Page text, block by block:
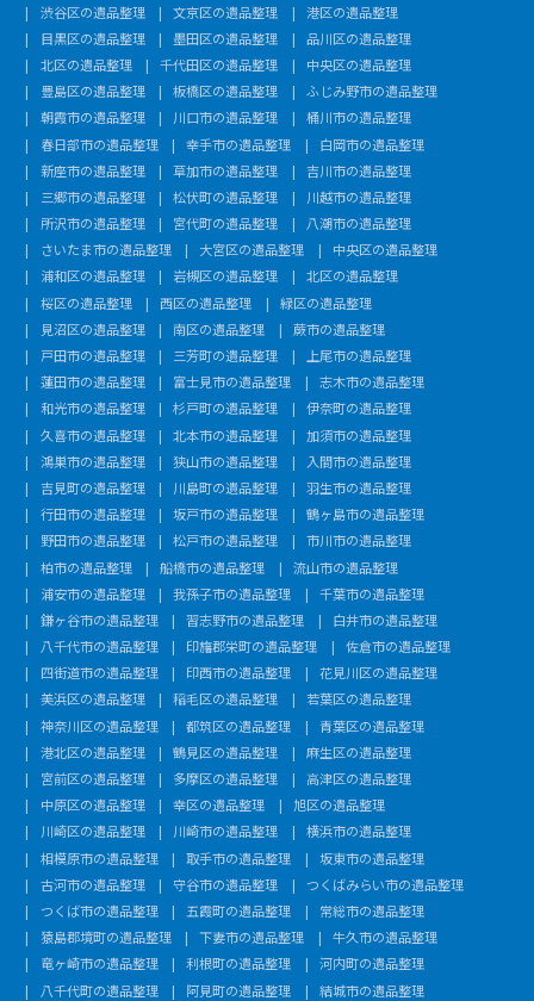
渋谷区の遺品整理
文京区の遺品整理
港区の遺品整理
目黒区の遺品整理
墨田区の遺品整理
品川区の遺品整理
北区の遺品整理
千代田区の遺品整理
中央区の遺品整理
豊島区の遺品整理
板橋区の遺品整理
ふじみ野市の遺品整理
朝霞市の遺品整理
川口市の遺品整理
桶川市の遺品整理
春日部市の遺品整理
幸手市の遺品整理
白岡市の遺品整理
新座市の遺品整理
草加市の遺品整理
吉川市の遺品整理
三郷市の遺品整理
松伏町の遺品整理
川越市の遺品整理
所沢市の遺品整理
宮代町の遺品整理
八潮市の遺品整理
さいたま市の遺品整理
大宮区の遺品整理
中央区の遺品整理
浦和区の遺品整理
岩槻区の遺品整理
北区の遺品整理
桜区の遺品整理
西区の遺品整理
緑区の遺品整理
見沼区の遺品整理
南区の遺品整理
蕨市の遺品整理
戸田市の遺品整理
三芳町の遺品整理
上尾市の遺品整理
蓮田市の遺品整理
富士見市の遺品整理
志木市の遺品整理
和光市の遺品整理
杉戸町の遺品整理
伊奈町の遺品整理
久喜市の遺品整理
北本市の遺品整理
加須市の遺品整理
鴻巣市の遺品整理
狭山市の遺品整理
入間市の遺品整理
吉見町の遺品整理
川島町の遺品整理
羽生市の遺品整理
行田市の遺品整理
坂戸市の遺品整理
鶴ヶ島市の遺品整理
野田市の遺品整理
松戸市の遺品整理
市川市の遺品整理
柏市の遺品整理
船橋市の遺品整理
流山市の遺品整理
浦安市の遺品整理
我孫子市の遺品整理
千葉市の遺品整理
鎌ヶ谷市の遺品整理
習志野市の遺品整理
白井市の遺品整理
八千代市の遺品整理
印旛郡栄町の遺品整理
佐倉市の遺品整理
四街道市の遺品整理
印西市の遺品整理
花見川区の遺品整理
美浜区の遺品整理
稲毛区の遺品整理
若葉区の遺品整理
神奈川区の遺品整理
都筑区の遺品整理
青葉区の遺品整理
港北区の遺品整理
鶴見区の遺品整理
麻生区の遺品整理
宮前区の遺品整理
多摩区の遺品整理
高津区の遺品整理
中原区の遺品整理
幸区の遺品整理
旭区の遺品整理
川崎区の遺品整理
川崎市の遺品整理
横浜市の遺品整理
相模原市の遺品整理
取手市の遺品整理
坂東市の遺品整理
古河市の遺品整理
守谷市の遺品整理
つくばみらい市の遺品整理
つくば市の遺品整理
五霞町の遺品整理
常総市の遺品整理
猿島郡境町の遺品整理
下妻市の遺品整理
牛久市の遺品整理
竜ヶ崎市の遺品整理
利根町の遺品整理
河内町の遺品整理
八千代町の遺品整理
阿見町の遺品整理
結城市の遺品整理